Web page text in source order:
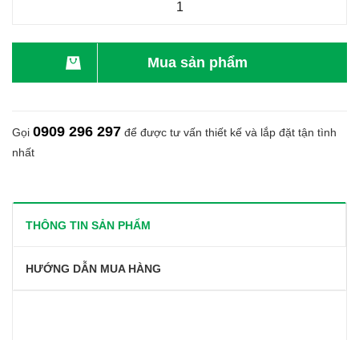
Mua sản phẩm
Gọi 0909 296 297 để được tư vấn thiết kế và lắp đặt tận tình
nhất
THÔNG TIN SẢN PHẨM
HƯỚNG DẪN MUA HÀNG